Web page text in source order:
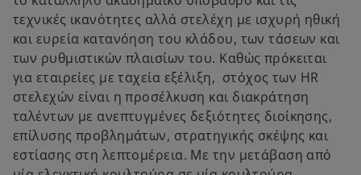
τεχνικές ικανότητες αλλά στελέχη με ισχυρή ηθική
και ευρεία κατανόηση του κλάδου, των τάσεων και
των ρυθμιστικών πλαισίων του. Καθώς πρόκειται
για εταιρείες με ταχεία εξέλιξη, στόχος των HR
στελεχών είναι η προσέλκυση και διακράτηση
ταλέντων με ανεπτυγμένες δεξιότητες διοίκησης,
επίλυσης προβλημάτων, στρατηγικής σκέψης και
εστίασης στη λεπτομέρεια. Με την μετάβαση από